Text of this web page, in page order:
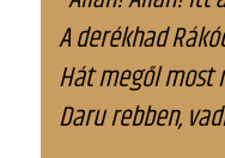
A derékhad
Hát megől most
Daru rebben,